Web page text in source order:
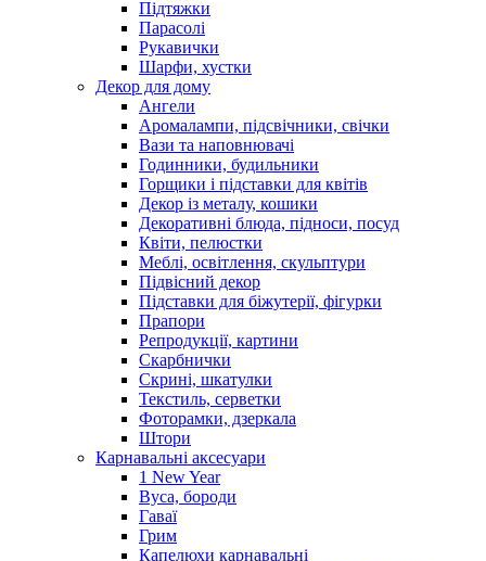
Підтяжки
Парасолі
Рукавички
Шарфи, хустки
Декор для дому
Ангели
Аромалампи, підсвічники, свічки
Вази та наповнювачі
Годинники, будильники
Горщики і підставки для квітів
Декор із металу, кошики
Декоративні блюда, підноси, посуд
Квіти, пелюстки
Меблі, освітлення, скульптури
Підвісний декор
Підставки для біжутерії, фігурки
Прапори
Репродукції, картини
Скарбнички
Скрині, шкатулки
Текстиль, серветки
Фоторамки, дзеркала
Штори
Карнавальні аксесуари
1 New Year
Вуса, бороди
Гаваї
Грим
Капелюхи карнавальні